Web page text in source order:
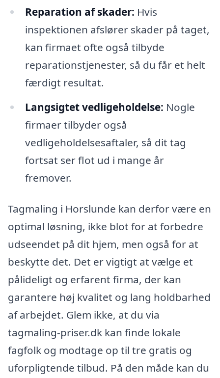
Reparation af skader: Hvis
inspektionen afslører skader på taget,
kan firmaet ofte også tilbyde
reparationstjenester, så du får et helt
færdigt resultat.
Langsigtet vedligeholdelse: Nogle
firmaer tilbyder også
vedligeholdelsesaftaler, så dit tag
fortsat ser flot ud i mange år
fremover.
Tagmaling i Horslunde kan derfor være en
optimal løsning, ikke blot for at forbedre
udseendet på dit hjem, men også for at
beskytte det. Det er vigtigt at vælge et
pålideligt og erfarent firma, der kan
garantere høj kvalitet og lang holdbarhed
af arbejdet. Glem ikke, at du via
tagmaling-priser.dk kan finde lokale
fagfolk og modtage op til tre gratis og
uforpligtende tilbud. På den måde kan du